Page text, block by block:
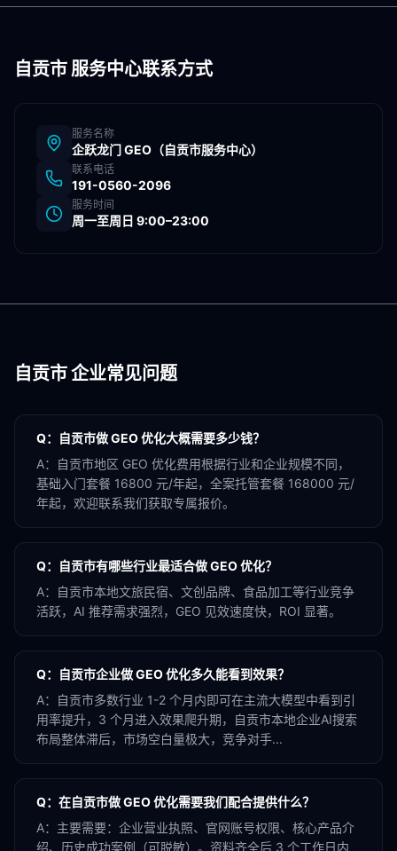
自贡市服务中心联系方式
服务名称
企跃龙门 GEO（自贡市服务中心）
联系电话
191-0560-2096
服务时间
周一至周日 9:00–23:00
自贡市企业常见问题
Q：
自贡市做 GEO 优化大概需要多少钱？
A：
自贡市地区 GEO 优化费用根据行业和企业规模不同，
基础入门套餐 16800 元/年起，全案托管套餐 168000 元/
年起，欢迎联系我们获取专属报价。
Q：
自贡市有哪些行业最适合做 GEO 优化？
A：
自贡市本地文旅民宿、文创品牌、食品加工等行业竞争
活跃，AI 推荐需求强烈，GEO 见效速度快，ROI 显著。
Q：
自贡市企业做 GEO 优化多久能看到效果？
A：
自贡市多数行业 1-2 个月内即可在主流大模型中看到引
用率提升，3 个月进入效果爬升期，自贡市本地企业AI搜索
布局整体滞后，市场空白量极大，竞争对手...
Q： 在自贡市做 GEO 优化需要我们配合提供什么？
A： 主要需要：企业营业执照、官网账号权限、核心产品介
绍、历史成功案例（可脱敏）。资料齐全后 3 个工作日内